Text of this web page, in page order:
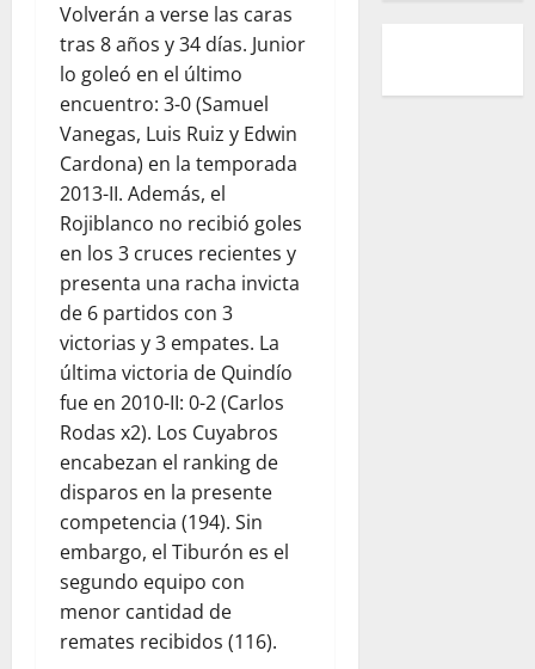
Volverán a verse las caras
tras 8 años y 34 días. Junior
lo goleó en el último
encuentro: 3-0 (Samuel
Vanegas, Luis Ruiz y Edwin
Cardona) en la temporada
2013-II. Además, el
Rojiblanco no recibió goles
en los 3 cruces recientes y
presenta una racha invicta
de 6 partidos con 3
victorias y 3 empates. La
última victoria de Quindío
fue en 2010-II: 0-2 (Carlos
Rodas x2). Los Cuyabros
encabezan el ranking de
disparos en la presente
competencia (194). Sin
embargo, el Tiburón es el
segundo equipo con
menor cantidad de
remates recibidos (116).